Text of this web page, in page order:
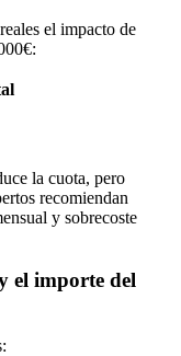
el impacto de
la cuota, pero
recomiendan
y sobrecoste
el importe del